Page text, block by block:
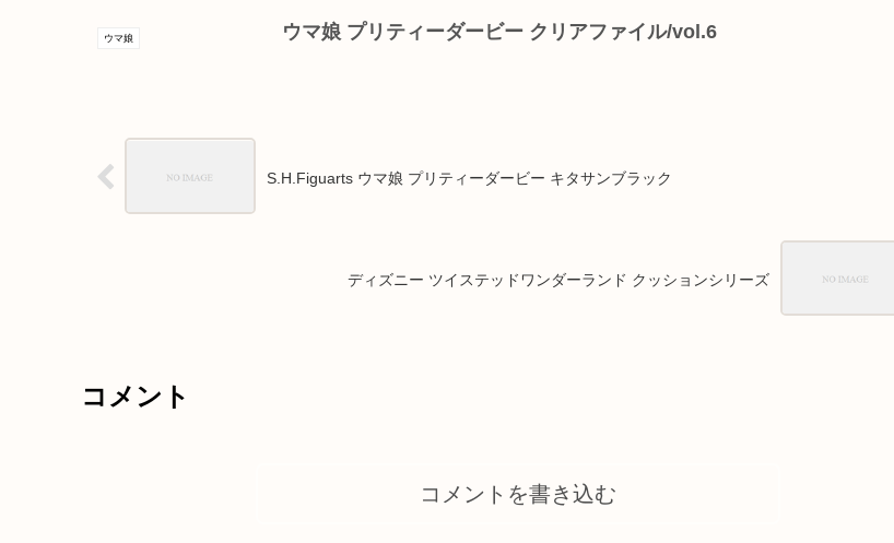
ウマ娘 ウマ娘 プリティーダービー クリアファイル/vol.6
S.H.Figuarts ウマ娘 プリティーダービー キタサンブラック
ディズニー ツイステッドワンダーランド クッションシリーズ
コメント
コメントを書き込む